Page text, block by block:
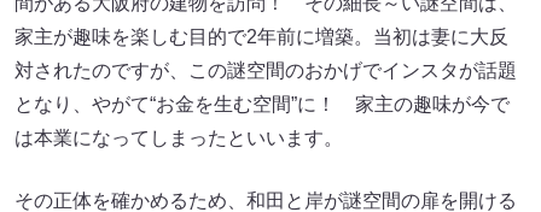
家主が趣味を楽しむ目的で2年前に増築。当初は妻に大反
対されたのですが、この謎空間のおかげでインスタが話題
となり、やがて“お金を生む空間”に！ 家主の趣味が今で
は本業になってしまったといいます。
その正体を確かめるため、和田と岸が謎空間の扉を開ける